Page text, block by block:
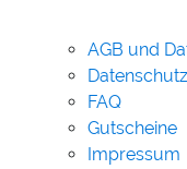
AGB und
Datenschutz
FAQ
Gutscheine
Impressum